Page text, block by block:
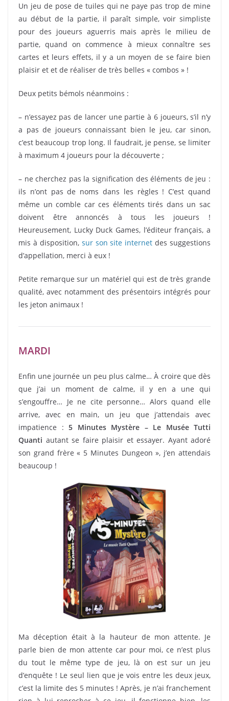
Un jeu de pose de tuiles qui ne paye pas trop de mine
au début de la partie, il paraît simple, voir simpliste
pour des joueurs aguerris mais après le milieu de
partie, quand on commence à mieux connaître ses
cartes et leurs effets, il y a un moyen de se faire bien
plaisir et et de réaliser de très belles « combos » !
Deux petits bémols néanmoins :
– n’essayez pas de lancer une partie à 6 joueurs, s’il n’y
a pas de joueurs connaissant bien le jeu, car sinon,
c’est beaucoup trop long. Il faudrait, je pense, se limiter
à maximum 4 joueurs pour la découverte ;
– ne cherchez pas la signification des éléments de jeu :
ils n’ont pas de noms dans les règles ! C’est quand
même un comble car ces éléments tirés dans un sac
doivent être annoncés à tous les joueurs !
Heureusement, Lucky Duck Games, l’éditeur français, a
mis à disposition, sur son site internet des suggestions
d’appellation, merci à eux !
Petite remarque sur un matériel qui est de très grande
qualité, avec notamment des présentoirs intégrés pour
les jeton animaux !
MARDI
Enfin une journée un peu plus calme… À croire que dès
que j’ai un moment de calme, il y en a une qui
s’engouffre… Je ne cite personne… Alors quand elle
arrive, avec en main, un jeu que j’attendais avec
impatience : 5 Minutes Mystère – Le Musée Tutti
Quanti autant se faire plaisir et essayer. Ayant adoré
son grand frère « 5 Minutes Dungeon », j’en attendais
beaucoup !
Ma déception était à la hauteur de mon attente. Je
parle bien de mon attente car pour moi, ce n’est plus
du tout le même type de jeu, là on est sur un jeu
d’enquête ! Le seul lien que je vois entre les deux jeux,
c’est la limite des 5 minutes ! Après, je n’ai franchement